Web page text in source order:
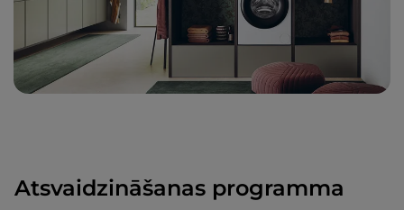
Atsvaidzināšanas programma